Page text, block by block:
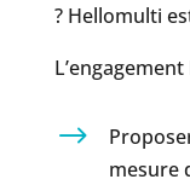
? Hellomulti
L’engagement
$
mesure